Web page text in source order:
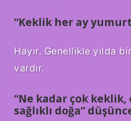
“Keklik her ay
Hayır. Genellikle yılda
vardır.
“Ne kadar çok keklik,
sağlıklı doğa”